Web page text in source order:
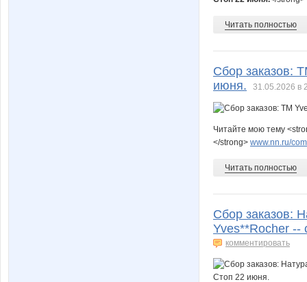
Читать полностью
Сбор заказов:
июня.
31.05.2026 в
Читайте мою тему
</strong> www.nn.ru/
Читать полностью
Сбор заказов:
Yves**Rocher --
комментировать